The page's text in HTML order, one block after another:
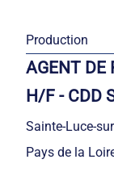
Production
AGENT DE
H/F - CDD
Sainte-Luce-
Pays de la